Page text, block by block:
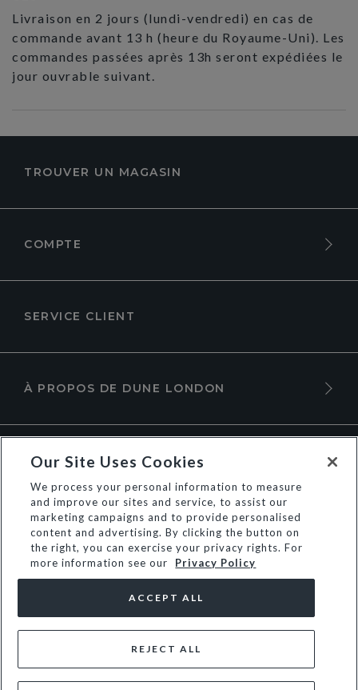
Livraison en 2 jours (lundi-vendredi) en cas de
commande avant 13 h (heure du Royaume-Uni). Les
commandes passées après 13h seront expédiées le
jour ouvrable suivant.
TROUVER UN MAGASIN
COMPTE
SERVICE CLIENT
À PROPOS DE DUNE LONDON
Our Site Uses Cookies
We process your personal information to measure
and improve our sites and service, to assist our
marketing campaigns and to provide personalised
content and advertising. By clicking the button on
the right, you can exercise your privacy rights. For
more information see our
Privacy Policy
REJECT ALL
ACCEPT ALL